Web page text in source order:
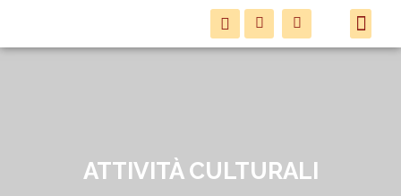
ATTIVITÀ CULTURALI